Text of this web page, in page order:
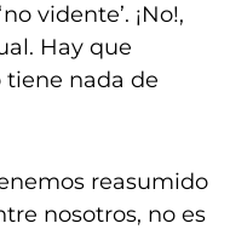
vidente’. ¡No!,
Hay que
nada de
reasumido
nosotros, no es